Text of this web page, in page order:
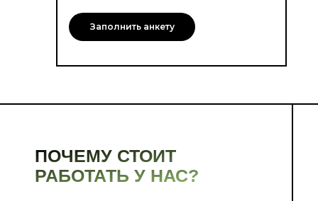
Заполнить анкету
ПОЧЕМУ СТОИТ
РАБОТАТЬ У НАС?